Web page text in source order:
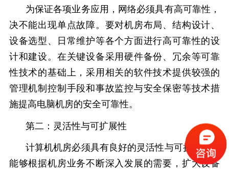
为保证各项业务应用，网络必须具有高可靠性，
决不能出现单点故障。要对机房布局、结构设计、
设备选型、日常维护等各个方面进行高可靠性的设
计和建设。在关键设备采用硬件备份、冗余等可靠
性技术的基础上，采用相关的软件技术提供较强的
管理机制控制手段和事故监控与安全保密等技术措
施提高电脑机房的安全可靠性。
第二：灵活性与可扩展性
计算机机房必须具有良好的灵活性与可扩展性，
能够根据机房业务不断深入发展的需要，扩大设备